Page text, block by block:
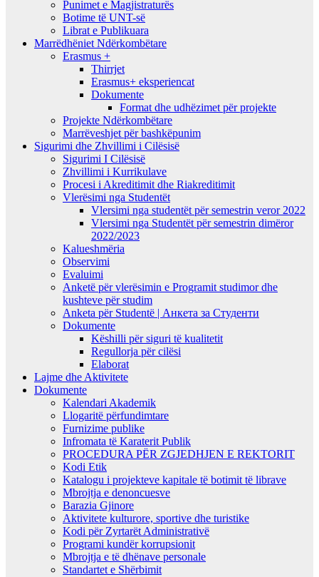
Punimet e Magjistraturës
Botime të UNT-së
Librat e Publikuara
Marrëdhëniet Ndërkombëtare
Erasmus +
Thirrjet
Erasmus+ eksperiencat
Dokumente
Format dhe udhëzimet për projekte
Projekte Ndërkombëtare
Marrëveshjet për bashkëpunim
Sigurimi dhe Zhvillimi i Cilësisë
Sigurimi I Cilësisë
Zhvillimi i Kurrikulave
Procesi i Akreditimit dhe Riakreditimit
Vlerësimi nga Studentët
Vlersimi nga studentët për semestrin veror 2022
Vlersimi nga Studentët për semestrin dimëror
2022/2023
Kalueshmëria
Observimi
Evaluimi
Anketë për vlerësimin e Programit studimor dhe
kushteve për studim
Anketa për Studentë | Анкета за Студенти
Dokumente
Këshilli për siguri të kualitetit
Regullorja për cilësi
Elaborat
Lajme dhe Aktivitete
Dokumente
Kalendari Akademik
Llogaritë përfundimtare
Furnizime publike
Infromata të Karaterit Publik
PROCEDURA PËR ZGJEDHJEN E REKTORIT
Kodi Etik
Katalogu i projekteve kapitale të botimit të librave
Mbrojtja e denoncuesve
Barazia Gjinore
Aktivitete kulturore, sportive dhe turistike
Kodi për Zyrtarët Administrativë
Programi kundër korrupsionit
Mbrojtja e të dhënave personale
Standartet e Shërbimit